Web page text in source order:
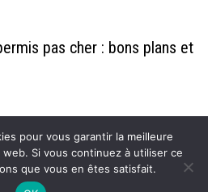
pas cher : bons plans et
pour vous garantir la meilleure
Si vous continuez à utiliser ce
que vous en êtes satisfait.